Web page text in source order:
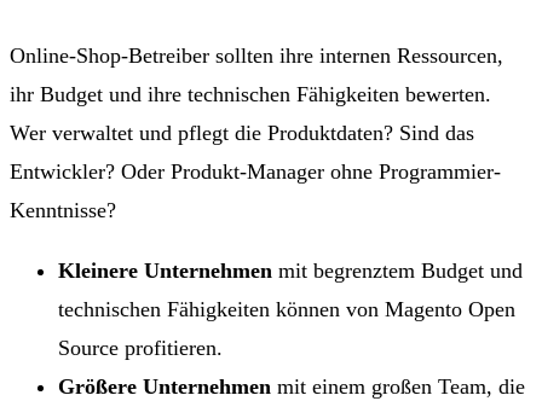
Online-Shop-Betreiber sollten ihre internen Ressourcen,
ihr Budget und ihre technischen Fähigkeiten bewerten.
Wer verwaltet und pflegt die Produktdaten? Sind das
Entwickler? Oder Produkt-Manager ohne Programmier-
Kenntnisse?
Kleinere Unternehmen mit begrenztem Budget und
technischen Fähigkeiten können von Magento Open
Source profitieren.
Größere Unternehmen mit einem großen Team, die